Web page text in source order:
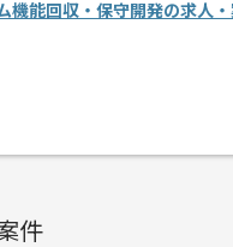
機能回収・保守開発の求人
件